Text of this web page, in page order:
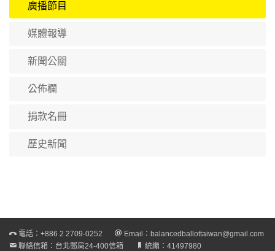
廣播節目
媒體報導
新聞公關
公佈欄
捐款名冊
歷史新聞
電話： +886 2 2709-0252 Email： balancedballottaiwan@gmail.com
聯絡信箱：台北郵局24-400信箱
統編：41497980